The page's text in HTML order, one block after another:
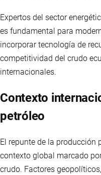
Expertos del sector
es fundamental para
incorporar tecnología de
competitividad del crudo
internacionales.
Contexto
petróleo
El repunte de la producción
contexto global marcado
crudo. Factores